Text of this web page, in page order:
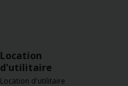
Location
d'utilitaire
Location d'utilitaire